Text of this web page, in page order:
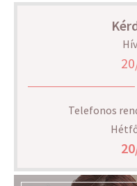
Telefonos